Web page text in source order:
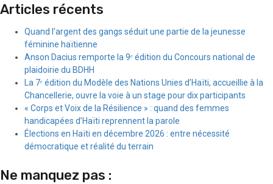
Articles récents
Quand l’argent des gangs séduit une partie de la jeunesse
féminine haïtienne
Anson Dacius remporte la 9ᵉ édition du Concours national de
plaidoirie du BDHH
La 7ᵉ édition du Modèle des Nations Unies d’Haïti, accueillie à la
Chancellerie, ouvre la voie à un stage pour dix participants
« Corps et Voix de la Résilience » : quand des femmes
handicapées d’Haïti reprennent la parole
Élections en Haïti en décembre 2026 : entre nécessité
démocratique et réalité du terrain
Ne manquez pas :